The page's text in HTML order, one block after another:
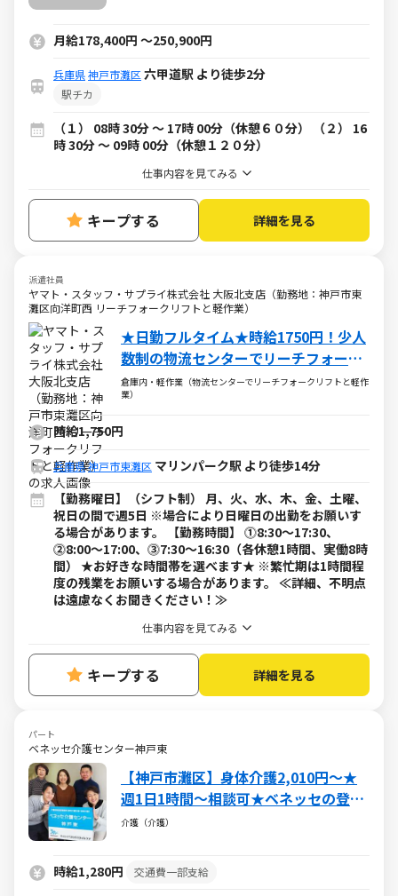
月給178,400円 ～250,900円
兵庫県神戸市灘区 六甲道駅 より徒歩2分
駅チカ
（１） 08時 30分 〜 17時 00分（休憩６０分） （２） 16
時 30分 〜 09時 00分（休憩１２０分）
仕事内容を見てみる
キープする 詳細を見る
派遣社員
ヤマト・スタッフ・サプライ株式会社 大阪北支店（勤務地：神戸市東
灘区向洋町西 リーチフォークリフトと軽作業）
★日勤フルタイム★時給1750円！少人
数制の物流センターでリーチフォーク
リフトと軽作業のお仕事
倉庫内・軽作業（物流センターでリーチフォークリフトと軽作
業）
時給1,750円
兵庫県神戸市東灘区 マリンパーク駅 より徒歩14分
【勤務曜日】（シフト制） 月、火、水、木、金、土曜、
祝日の間で週5日 ※場合により日曜日の出勤をお願いす
る場合があります。 【勤務時間】 ⓵8:30～17:30、
⓶8:00～17:00、⓷7:30～16:30（各休憩1時間、実働8時
間） ★お好きな時間帯を選べます★ ※繁忙期は1時間程
度の残業をお願いする場合があります。 ≪詳細、不明点
は遠慮なくお聞きください！≫
仕事内容を見てみる
キープする 詳細を見る
パート
ベネッセ介護センター神戸東
【神戸市灘区】身体介護2,010円～★
週1日1時間～相談可★ベネッセの登録
ヘルパー
介護（介護）
時給1,280円 交通費一部支給